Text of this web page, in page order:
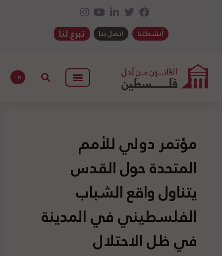
أنشطتنا اتصل بنا تبرع لنا
En
مؤتمر دولي للأمم
المتحدة حول القدس
يتناول واقع الشباب
الفلسطيني في المدينة
في ظل الاحتلال